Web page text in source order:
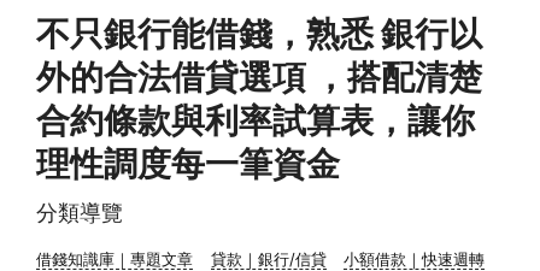
不只銀行能借錢，熟悉 銀行以
外的合法借貸選項 ，搭配清楚
合約條款與利率試算表，讓你
理性調度每一筆資金
分類導覽
借錢知識庫｜專題文章 貸款｜銀行/信貸 小額借款｜快速週轉